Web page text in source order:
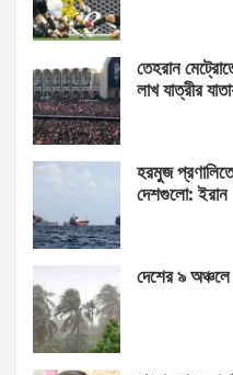
তেহরান
লাখ যাত্রীর
হরমুজ
দেশগুলো: ইরান
দেশের ৯